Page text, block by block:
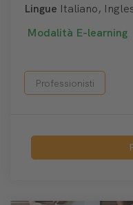
Lingue Italiano,
Modalità E-learning
Professionisti